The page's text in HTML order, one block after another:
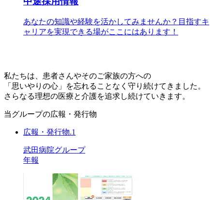
あなたの知識や経験を活かしてみませんか？目指すキ
ャリアを実現できる場がここにはあります！
私たちは、患者さんやそのご家族の方への
「思いやりの心」を忘れることなく守り続けてきました。
さらなる理想の医療と介護を追求し続けていきます。
当グループの広報・発行物
広報・発行物.1
武田病院グループ
年報